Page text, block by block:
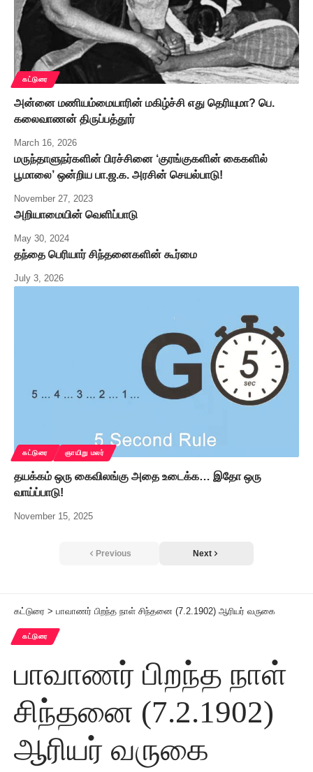
கட்டுரை
அன்னை மணியம்மையாரின் மகிழ்ச்சி எது தெரியுமா? பெ.
கலைவாணன் திருப்பத்தூர்
March 16, 2026
மருந்தாளுநர்களின் பிரச்சினை ‘குரங்குகளின் கைகளில்
பூமாலை’ ஒன்றிய பா.ஜ.க. அரசின் செயல்பாடு!
November 27, 2023
அறியாமையின் வெளிப்பாடு
May 30, 2024
தந்தை பெரியார் சிந்தனைகளின் கூர்மை
July 3, 2026
கட்டுரை ஞாயிறு மலர்
தயக்கம் ஒரு கைவிலங்கு அதை உடைக்க… இதோ ஒரு
வாய்ப்பாடு!
November 15, 2025
Previous Next
கட்டுரை > பாவாணர் பிறந்த நாள் சிந்தனை (7.2.1902) ஆரியர் வருகை
கட்டுரை
பாவாணர் பிறந்த நாள்
சிந்தனை (7.2.1902)
ஆரியர் வருகை